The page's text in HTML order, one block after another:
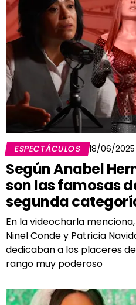
ESPECTÁCULOS 18/06/2025
Según Anabel
son las famosas
segunda
En la videocharla
Ninel Conde y Patricia
dedicaban a los placeres
rango muy poderoso